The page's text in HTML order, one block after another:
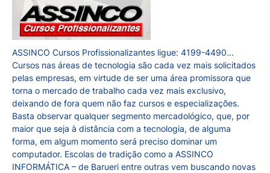
ASSINCO Cursos Profissionalizantes ligue: 4199-4490...
Cursos nas áreas de tecnologia são cada vez mais solicitados
pelas empresas, em virtude de ser uma área promissora que
torna o mercado de trabalho cada vez mais exclusivo,
deixando de fora quem não faz cursos e especializações.
Basta observar qualquer segmento mercadológico, que, por
maior que seja à distância com a tecnologia, de alguma
forma, em algum momento será preciso dominar um
computador. Escolas de tradição como a ASSINCO
INFORMÁTICA – de Barueri entre outras vem buscando novas